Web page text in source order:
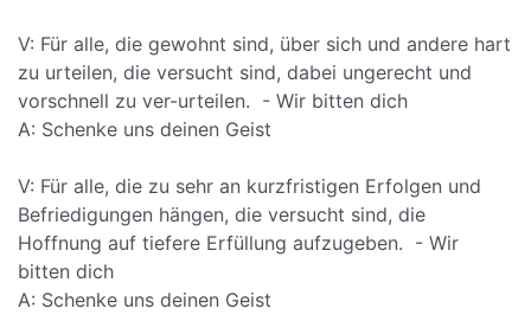
V: Für alle, die gewohnt sind, über sich und andere hart
zu urteilen, die versucht sind, dabei ungerecht und
vorschnell zu ver-urteilen. - Wir bitten dich
A: Schenke uns deinen Geist
V: Für alle, die zu sehr an kurzfristigen Erfolgen und
Befriedigungen hängen, die versucht sind, die
Hoffnung auf tiefere Erfüllung aufzugeben. - Wir
bitten dich
A: Schenke uns deinen Geist